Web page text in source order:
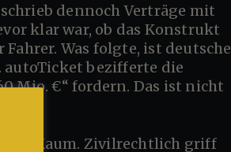
dennoch Verträge mit
klar war, ob das Konstrukt
Was folgte, ist deutsche
autoTicket bezifferte die
Mio. €“ fordern. Das ist nicht